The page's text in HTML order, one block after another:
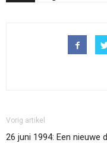
Vorig artikel
26 juni 1994: Een nieuwe